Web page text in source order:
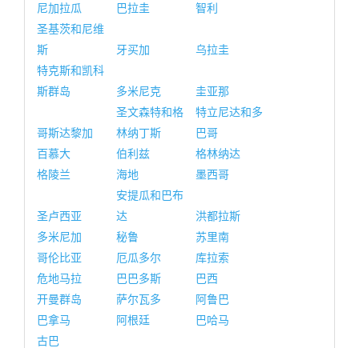
尼加拉瓜
巴拉圭
智利
圣基茨和尼维
斯
牙买加
乌拉圭
特克斯和凯科
斯群岛
多米尼克 圭亚那
哥斯达黎加
圣文森特和格
林纳丁斯
特立尼达和多
巴哥
百慕大
伯利兹
格林纳达
格陵兰
海地 墨西哥
圣卢西亚
安提瓜和巴布
达
洪都拉斯
多米尼加
秘鲁
苏里南
哥伦比亚
厄瓜多尔
库拉索
危地马拉
巴巴多斯
巴西
开曼群岛
萨尔瓦多
阿鲁巴
巴拿马
阿根廷
巴哈马
古巴